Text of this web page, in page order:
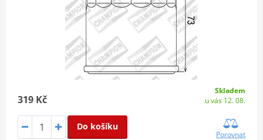
319 Kč
Skladem
u vás 12. 08.
Do košíku
Porovnat